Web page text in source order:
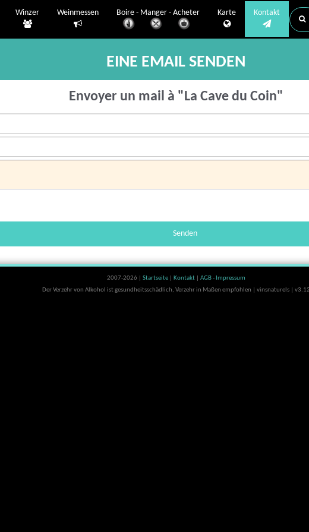
Winzer Weinmessen Boire - Manger - Acheter Karte Kontakt
EINE EMAIL SENDEN
Envoyer un mail à "La Cave du Coin"
Senden
2007-2026 | Startseite Kontakt
AGB - Impressum
Der Verzehr von Alkohol ist gesundheitsschädlich, Verzehr in Maßen empfohlen | vinsnaturels |